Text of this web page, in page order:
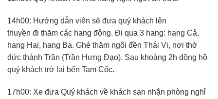
14h00: Hướng dẫn viên sẽ đưa quý khách lên
thuyền đi thăm các hang động. Đi qua 3 hang: hang Cả,
hang Hai, hang Ba. Ghé thăm ngôi đền Thái Vi, nơi thờ
đức thánh Trần (Trần Hưng Đạo). Sau khoảng 2h đồng hồ
quý khách trở lại bến Tam Cốc.
17h00: Xe đưa Quý khách về khách sạn nhận phòng nghỉ